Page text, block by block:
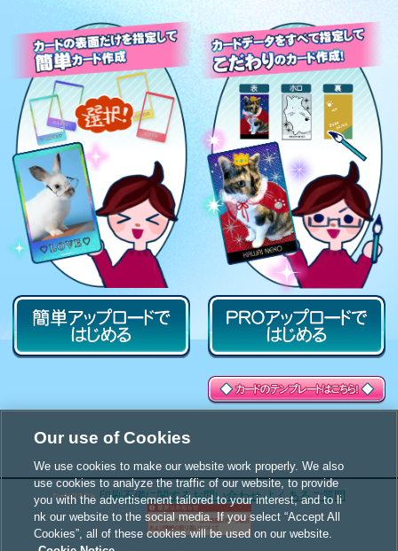
印刷不備に関するお問い合わせ よくあるご質問
Our use of Cookies
We use cookies to make our website work properly. We also
use cookies to analyze the traffic of our website, to provide
you with the advertisement tailored to your interest, and to li
nk our website to the social media. If you select “Accept All
Cookies”, all of these cookies will be used on our website.